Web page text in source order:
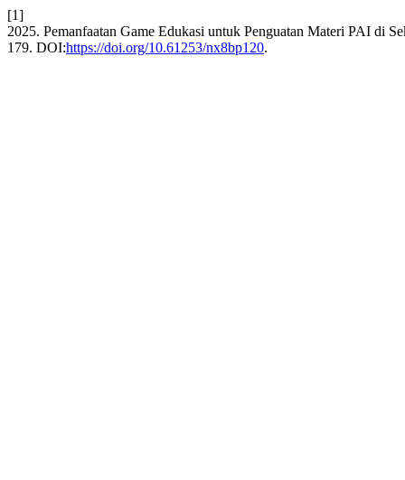
[1]
2025. Pemanfaatan Game Edukasi untuk Penguatan Materi PAI di
179. DOI:https://doi.org/10.61253/nx8bp120.